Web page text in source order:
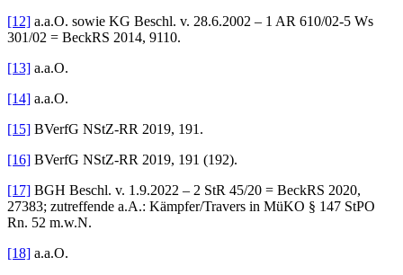
[12] a.a.O. sowie KG Beschl. v. 28.6.2002 – 1 AR 610/02-5 Ws
301/02 = BeckRS 2014, 9110.
[13] a.a.O.
[14] a.a.O.
[15] BVerfG NStZ-RR 2019, 191.
[16] BVerfG NStZ-RR 2019, 191 (192).
[17] BGH Beschl. v. 1.9.2022 – 2 StR 45/20 = BeckRS 2020,
27383; zutreffende a.A.: Kämpfer/Travers in MüKO § 147 StPO
Rn. 52 m.w.N.
[18] a.a.O.